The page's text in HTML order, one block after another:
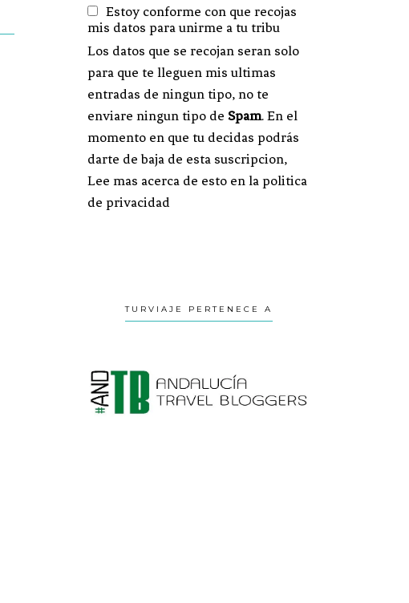
Estoy conforme con que recojas
mis datos para unirme a tu tribu
Los datos que se recojan seran solo
para que te lleguen mis ultimas
entradas de ningun tipo, no te
enviare ningun tipo de Spam. En el
momento en que tu decidas podrás
darte de baja de esta suscripcion,
Lee mas acerca de esto en la politica
de privacidad
TURVIAJE PERTENECE A